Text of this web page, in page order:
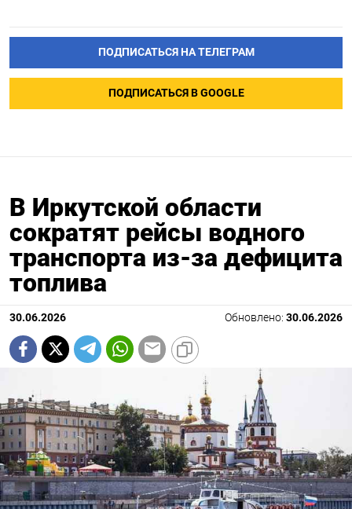
ПОДПИСАТЬСЯ НА ТЕЛЕГРАМ
ПОДПИСАТЬСЯ В GOOGLE
В Иркутской области
сократят рейсы водного
транспорта из-за дефицита
топлива
30.06.2026 Обновлено: 30.06.2026